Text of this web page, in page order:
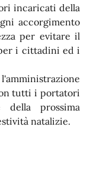
incaricati della
accorgimento
per evitare il
i cittadini ed i
tutti i portatori
prossima
natalizie.